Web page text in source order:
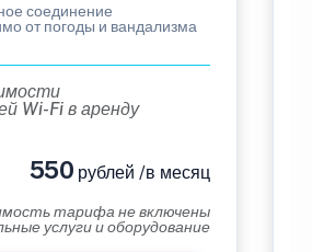
соединение
от погоды и вандализма
Wi-Fi в аренду
550 рублей /в месяц
тарифа не включены
услуги и оборудование